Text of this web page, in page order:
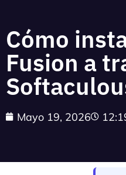
Cómo
Fusion a
Mayo 19, 2026